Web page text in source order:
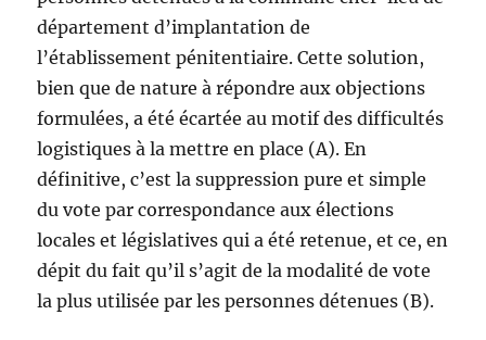
département d’implantation de
l’établissement pénitentiaire. Cette solution,
bien que de nature à répondre aux objections
formulées, a été écartée au motif des difficultés
logistiques à la mettre en place (A). En
définitive, c’est la suppression pure et simple
du vote par correspondance aux élections
locales et législatives qui a été retenue, et ce, en
dépit du fait qu’il s’agit de la modalité de vote
la plus utilisée par les personnes détenues (B).